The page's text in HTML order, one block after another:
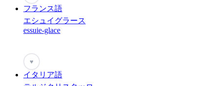
フランス語
エシュイグラース
essuie-glace
♥
イタリア語